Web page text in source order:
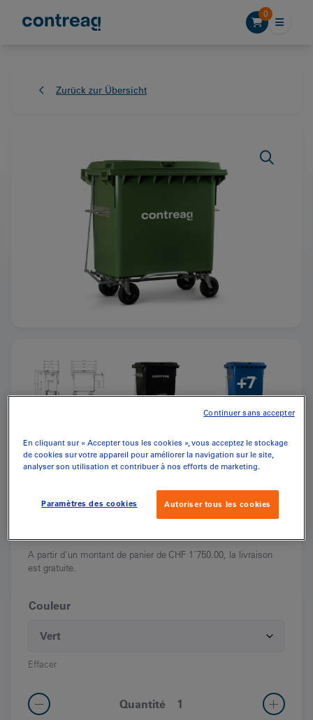
0
Zurück zur Übersicht
+7
A partir d'un montant de panier de CHF 1´750.00, la livraison
est gratuite.
Couleur
Effacer
Quantité quantité
En cliquant sur « Accepter tous les cookies », vous acceptez le stockage
de cookies sur votre appareil pour améliorer la navigation sur le site,
analyser son utilisation et contribuer à nos efforts de marketing.
Autoriser tous les cookies
Paramètres des cookies
Continuer sans accepter